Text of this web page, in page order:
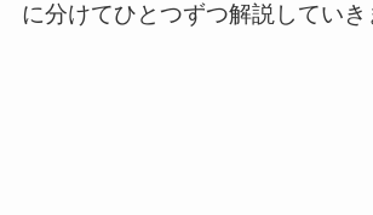
に分けてひとつずつ解説していき